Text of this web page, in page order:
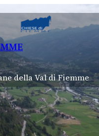
della Val di Fiemme